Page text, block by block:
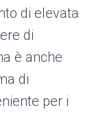
di elevata
di
è anche
di
per i